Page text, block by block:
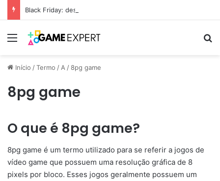
Black Friday: descontos incríveis em eletrônicos
Menu
Início /Termo / A /8pg game
8pg game
O que é 8pg game?
8pg game é um termo utilizado para se referir a jogos de
vídeo game que possuem uma resolução gráfica de 8
pixels por bloco. Esses jogos geralmente possuem um